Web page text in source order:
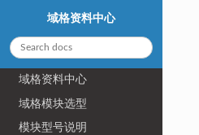
域格资料中心
域格资料中心
域格模块选型
模块型号说明